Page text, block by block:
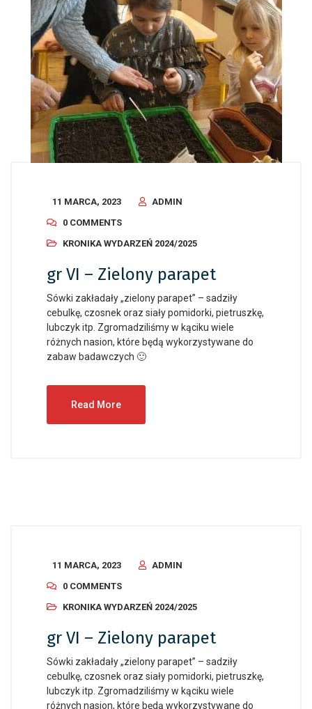
11 MARCA, 2023
ADMIN
0 COMMENTS
KRONIKA WYDARZEŃ 2024/2025
gr VI – Zielony parapet
Sówki zakładały „zielony parapet” – sadziły
cebulkę, czosnek oraz siały pomidorki, pietruszkę,
lubczyk itp. Zgromadziliśmy w kąciku wiele
różnych nasion, które będą wykorzystywane do
zabaw badawczych 🙂
Read More
11 MARCA, 2023
ADMIN
0 COMMENTS
KRONIKA WYDARZEŃ 2024/2025
gr VI – Zielony parapet
Sówki zakładały „zielony parapet” – sadziły
cebulkę, czosnek oraz siały pomidorki, pietruszkę,
lubczyk itp. Zgromadziliśmy w kąciku wiele
różnych nasion, które będą wykorzystywane do